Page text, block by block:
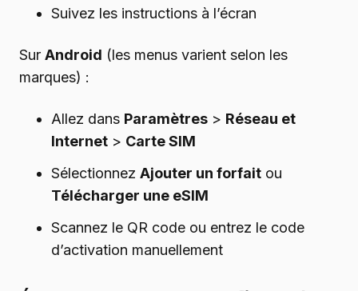
Suivez les instructions à l’écran
Sur Android (les menus varient selon les
marques) :
Allez dans Paramètres > Réseau et
Internet > Carte SIM
Sélectionnez Ajouter un forfait ou
Télécharger une eSIM
Scannez le QR code ou entrez le code
d’activation manuellement